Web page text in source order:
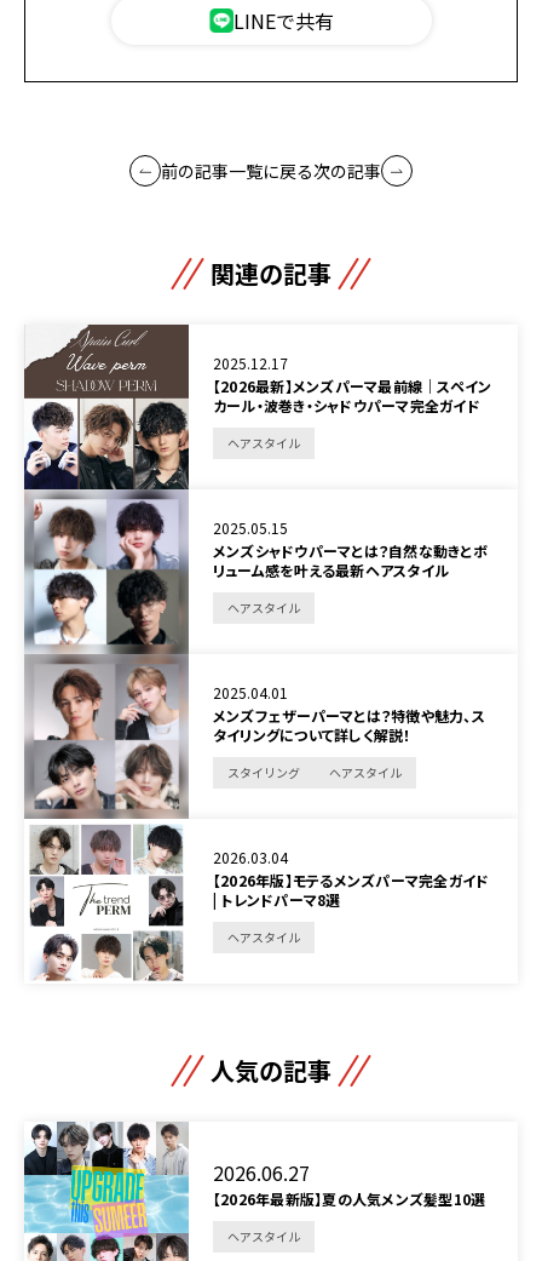
LINEで共有
前の記事一覧に戻る次の記事
関連の記事
2025.12.17
【2026最新】メンズパーマ最前線｜スペイン
カール・波巻き・シャドウパーマ完全ガイド
ヘアスタイル
2025.05.15
メンズシャドウパーマとは？自然な動きとボ
リューム感を叶える最新ヘアスタイル
ヘアスタイル
2025.04.01
メンズフェザーパーマとは？特徴や魅力、ス
タイリングについて詳しく解説！
スタイリング ヘアスタイル
2026.03.04
【2026年版】モテるメンズパーマ完全ガイド
| トレンドパーマ8選
ヘアスタイル
人気の記事
2026.06.27
【2026年最新版】夏の人気メンズ髪型10選
ヘアスタイル